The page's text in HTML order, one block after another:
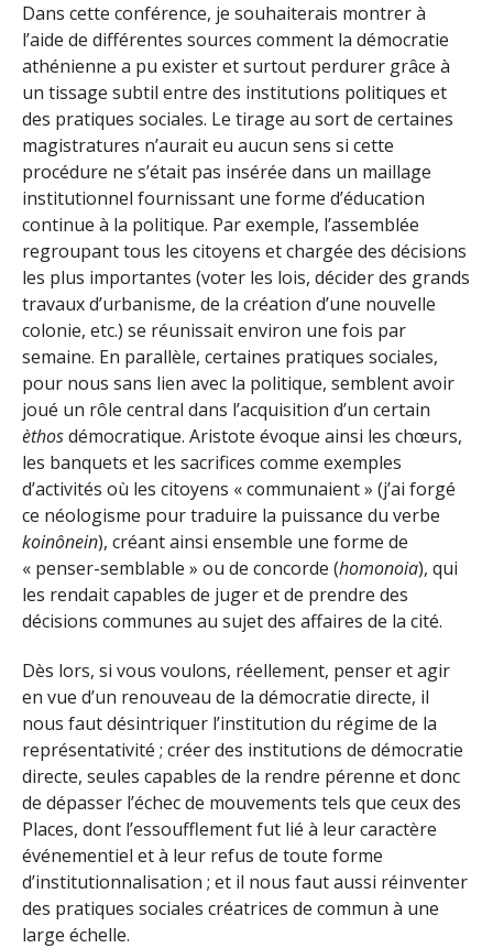
Dans cette conférence, je souhaiterais montrer à
l’aide de différentes sources comment la démocratie
athénienne a pu exister et surtout perdurer grâce à
un tissage subtil entre des institutions politiques et
des pratiques sociales. Le tirage au sort de certaines
magistratures n’aurait eu aucun sens si cette
procédure ne s’était pas insérée dans un maillage
institutionnel fournissant une forme d’éducation
continue à la politique. Par exemple, l’assemblée
regroupant tous les citoyens et chargée des décisions
les plus importantes (voter les lois, décider des grands
travaux d’urbanisme, de la création d’une nouvelle
colonie, etc.) se réunissait environ une fois par
semaine. En parallèle, certaines pratiques sociales,
pour nous sans lien avec la politique, semblent avoir
joué un rôle central dans l’acquisition d’un certain
èthosdémocratique. Aristote évoque ainsi les chœurs,
les banquets et les sacrifices comme exemples
d’activités où les citoyens « communaient » (j’ai forgé
ce néologisme pour traduire la puissance du verbe
koinônein), créant ainsi ensemble une forme de
« penser-semblable » ou de concorde (homonoia), qui
les rendait capables de juger et de prendre des
décisions communes au sujet des affaires de la cité.
Dès lors, si vous voulons, réellement, penser et agir
en vue d’un renouveau de la démocratie directe, il
nous faut désintriquer l’institution du régime de la
représentativité ; créer des institutions de démocratie
directe, seules capables de la rendre pérenne et donc
de dépasser l’échec de mouvements tels que ceux des
Places, dont l’essoufflement fut lié à leur caractère
événementiel et à leur refus de toute forme
d’institutionnalisation ; et il nous faut aussi réinventer
des pratiques sociales créatrices de commun à une
large échelle.